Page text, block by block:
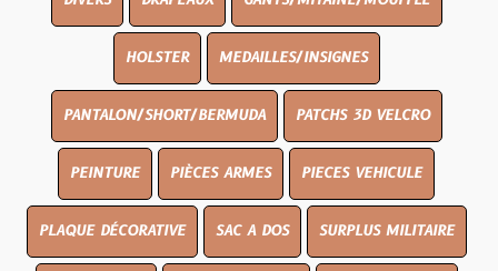
HOLSTER MEDAILLES/INSIGNES
PANTALON/SHORT/BERMUDA PATCHS 3D VELCRO
PEINTURE PIÈCES ARMES PIECES VEHICULE
PLAQUE DÉCORATIVE SAC A DOS SURPLUS MILITAIRE